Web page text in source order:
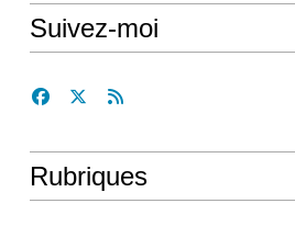
Suivez-moi
Rubriques